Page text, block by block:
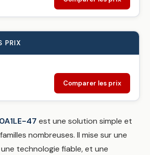
PRIX
Comparer les prix
47 est une solution simple et
nombreuses. Il mise sur une
technologie fiable, et une